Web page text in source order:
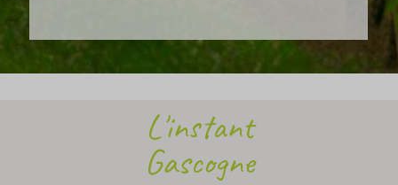
L'instant
Gascogne